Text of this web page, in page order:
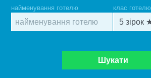
найменування готелю клас готелю
Шукати